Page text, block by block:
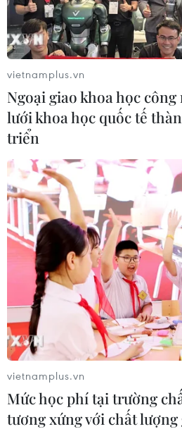
Bước tiến
sinh xã hội ở Hà Nội
02/08/2018 03:21
Kể từ khi mở rộng địa giới
bước tiến đáng kể trong công
trọng chăm lo đời sống người
quyết việc làm bền vững cho
vietnamplus.vn
Ngoại giao khoa học
lưới khoa học quốc tế
triển
vietnamplus.vn
Mức học phí tại trường
tương xứng với chất lượng